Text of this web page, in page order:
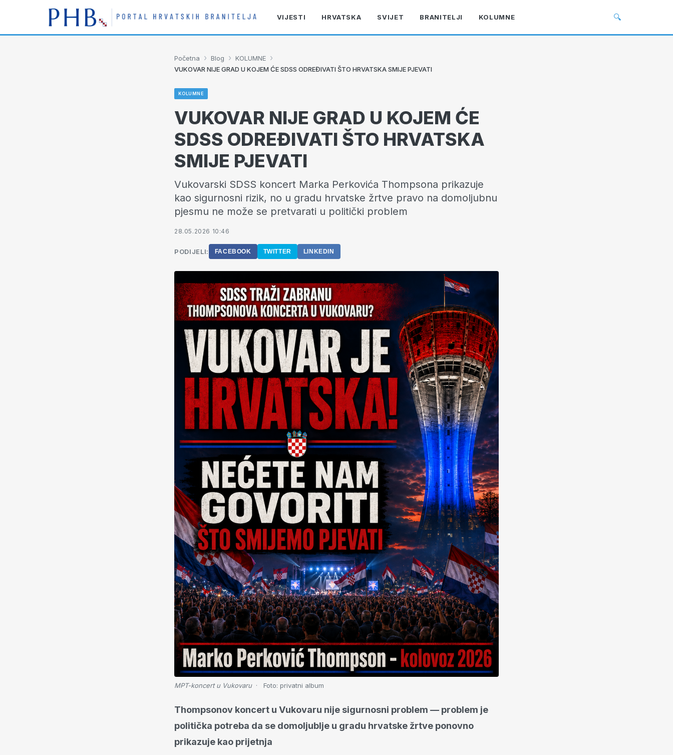
VIJESTI HRVATSKA SVIJET BRANITELJI KOLUMNE 🔍
Početna › Blog › KOLUMNE ›
VUKOVAR NIJE GRAD U KOJEM ĆE SDSS ODREĐIVATI ŠTO HRVATSKA SMIJE PJEVATI
KOLUMNE
VUKOVAR NIJE GRAD U KOJEM ĆE
SDSS ODREĐIVATI ŠTO HRVATSKA
SMIJE PJEVATI
Vukovarski SDSS koncert Marka Perkovića Thompsona prikazuje
kao sigurnosni rizik, no u gradu hrvatske žrtve pravo na domoljubnu
pjesmu ne može se pretvarati u politički problem
28.05.2026 10:46
PODIJELI: FACEBOOK TWITTER LINKEDIN
MPT-koncert u Vukovaru Foto: privatni album
Thompsonov koncert u Vukovaru nije sigurnosni problem — problem je
politička potreba da se domoljublje u gradu hrvatske žrtve ponovno
prikazuje kao prijetnja